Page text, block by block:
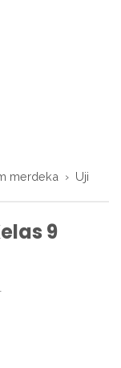
merdeka › Uji
9